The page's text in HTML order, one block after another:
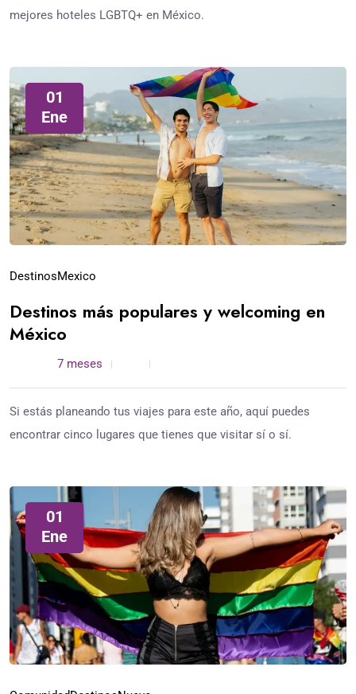
mejores hoteles LGBTQ+ en México.
01
Ene
DestinosMexico
Destinos más populares y welcoming en
México
7 meses
Si estás planeando tus viajes para este año, aquí puedes
encontrar cinco lugares que tienes que visitar sí o sí.
01
Ene